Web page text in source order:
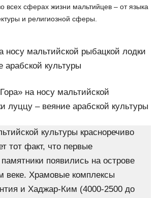
всех сферах жизни мальтийцев – от языка
и религиозной сферы.
на носу мальтийской
луццу – веяние арабской культуры
культуры красноречиво
тот факт, что первые
появились на острове
веке. Храмовые комплексы
и Хаджар-Ким (4000-2500 до